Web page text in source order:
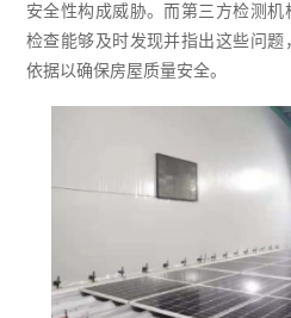
安全性构成威胁。而第三方检测
检查能够及时发现并指出这些问
依据以确保房屋质量安全。